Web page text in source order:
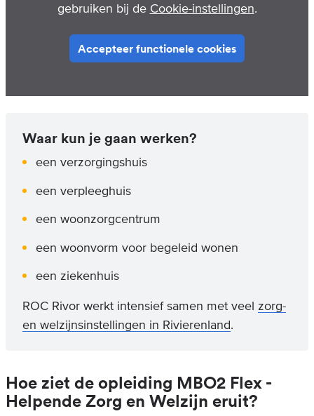
gebruiken bij de Cookie-instellingen.
Accepteer functionele cookies
Waar kun je gaan werken?
een verzorgingshuis
een verpleeghuis
een woonzorgcentrum
een woonvorm voor begeleid wonen
een ziekenhuis
ROC Rivor werkt intensief samen met veel zorg-
en welzijnsinstellingen in Rivierenland.
Hoe ziet de opleiding MBO2 Flex -
Helpende Zorg en Welzijn eruit?